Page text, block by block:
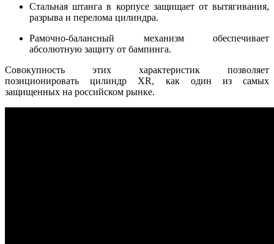
Стальная штанга в корпусе защищает от вытягивания,
разрыва и перелома цилиндра.
Рамочно-балансный механизм обеспечивает
абсолютную защиту от бампинга.
Совокупность этих характеристик позволяет
позиционировать цилиндр XR, как один из самых
защищенных на российском рынке.